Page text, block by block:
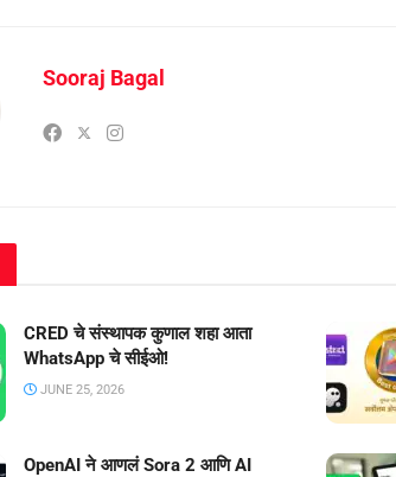
Sooraj Bagal
CRED चे संस्थापक कुणाल शहा आता
WhatsApp चे सीईओ!
JUNE 25, 2026
OpenAI ने आणलं Sora 2 आणि AI